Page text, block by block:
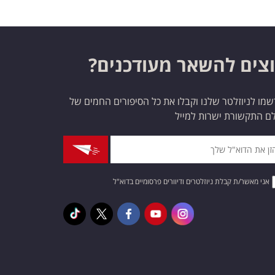
להשאר מעודכנים?
לניוזלטר שלנו וקבלו את כל הסיפורים החמים של
התקשורת ישרות למייל
אני מאשר/ת קבלת ניוזלטרים ודיוורים פרסומיים בדוא"ל